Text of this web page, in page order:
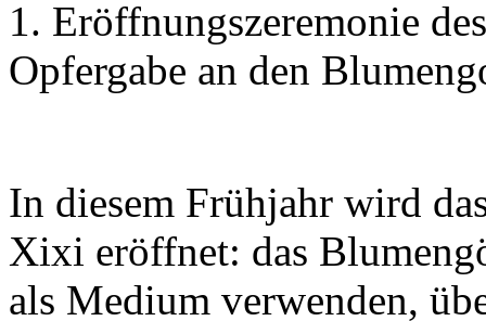
1. Eröffnungszeremonie
Opfergabe an den
In diesem Frühjahr wird
Xixi eröffnet: das
als Medium verwenden,